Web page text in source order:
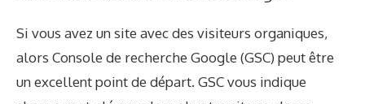
Si vous avez un site avec des visiteurs organiques,
alors Console de recherche Google (GSC) peut être
un excellent point de départ. GSC vous indique